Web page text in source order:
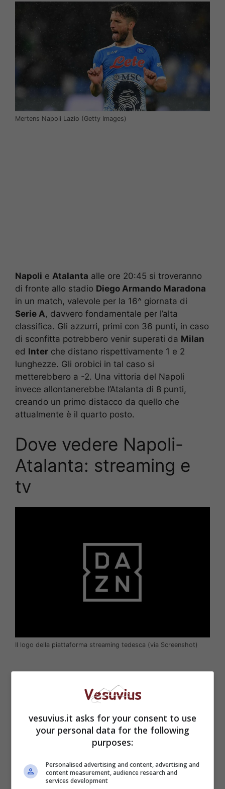
Mertens Napoli Lazio (Getty Images)
Napoli e Atalanta alle ore 20:45 si troveranno
di fronte allo stadio Diego Armando Maradona
in un match, valevole per la 16^ giornata di
Serie A, davvero fondamentale per l’alta
classifica. Gli azzurri, primi con 36 punti, in caso
di sconfitta potrebbero venir superati da Milan
ed Inter che distano rispettivamente 1 e 2
lunghezze. Gli orobici in tal caso si
metterebbero a -2. Una vittoria del Napoli
invece allontanerebbe l’Atalanta di 8 punti,
creando un primo distacco da quello che
attualmente è il quarto posto.
Dove vedere Napoli-
Atalanta: streaming e
tv
Il logo della piattaforma streaming tedesca (via Screenshot)
vesuvius.it asks for your consent to use
your personal data for the following
purposes:
Personalised advertising and content, advertising and
content measurement, audience research and
services development